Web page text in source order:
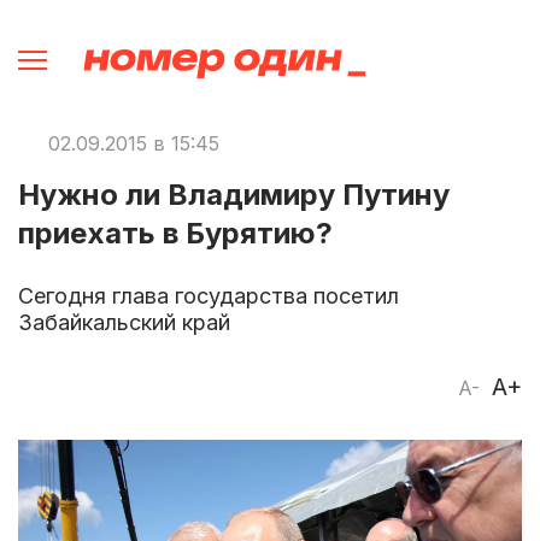
02.09.2015 в 15:45
Нужно ли Владимиру Путину
приехать в Бурятию?
Сегодня глава государства посетил
Забайкальский край
A- A+